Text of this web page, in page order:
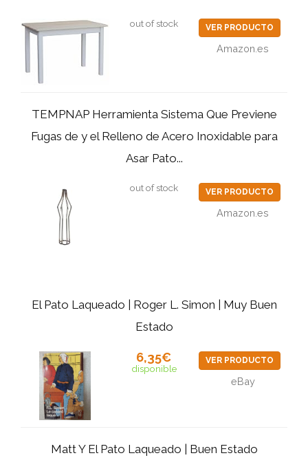
out of stock VER PRODUCTO
Amazon.es
TEMPNAP Herramienta Sistema Que Previene
Fugas de y el Relleno de Acero Inoxidable para
Asar Pato...
out of stock VER PRODUCTO
Amazon.es
El Pato Laqueado | Roger L. Simon | Muy Buen
Estado
6,35€
disponible
VER PRODUCTO
eBay
Matt Y El Pato Laqueado | Buen Estado